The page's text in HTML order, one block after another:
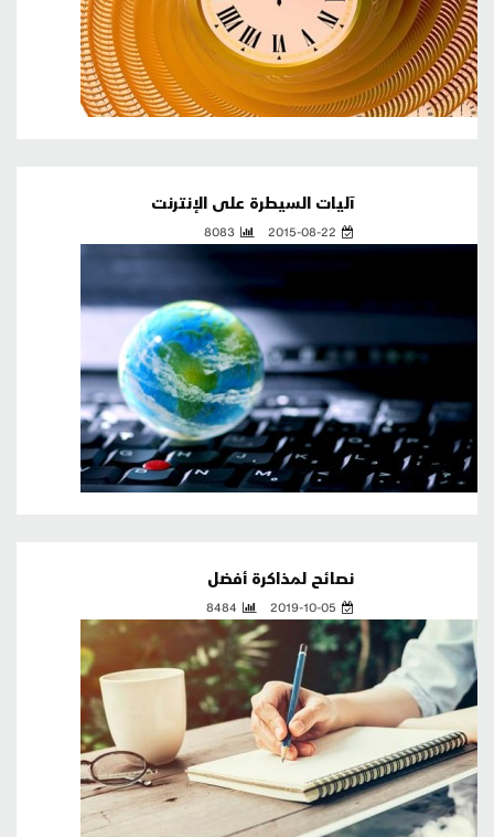
آليات السيطرة على الإنترنت
2015-08-22
8083
نصائح لمذاكرة أفضل
2019-10-05
8484